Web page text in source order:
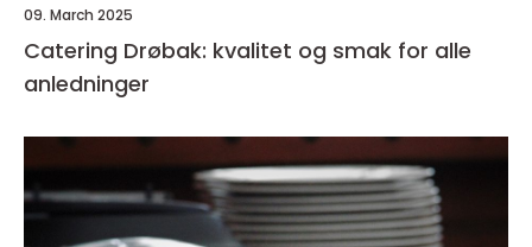
09. March 2025
Catering Drøbak: kvalitet og smak for alle
anledninger